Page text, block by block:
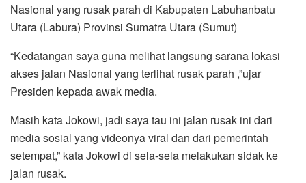
Nasional yang rusak parah di Kabupaten Labuhanbatu
Utara (Labura) Provinsi Sumatra Utara (Sumut)
“Kedatangan saya guna melihat langsung sarana lokasi
akses jalan Nasional yang terlihat rusak parah ,”ujar
Presiden kepada awak media.
Masih kata Jokowi, jadi saya tau ini jalan rusak ini dari
media sosial yang videonya viral dan dari pemerintah
setempat,” kata Jokowi di sela-sela melakukan sidak ke
jalan rusak.